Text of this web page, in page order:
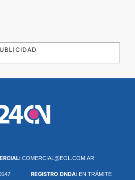
COMERCIAL@EOL.COM.AR
REGISTRO DNDA: EN TRÁMITE